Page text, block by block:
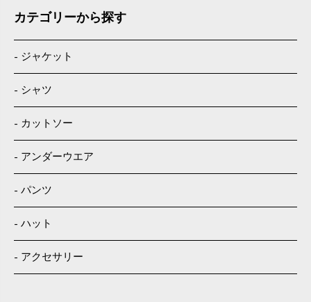
カテゴリーから探す
ジャケット
シャツ
カットソー
アンダーウエア
パンツ
ハット
アクセサリー